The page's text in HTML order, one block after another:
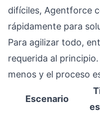
difíciles, Agentforce
rápidamente para
Para agilizar todo,
requerida al
menos y el proceso
Escenario